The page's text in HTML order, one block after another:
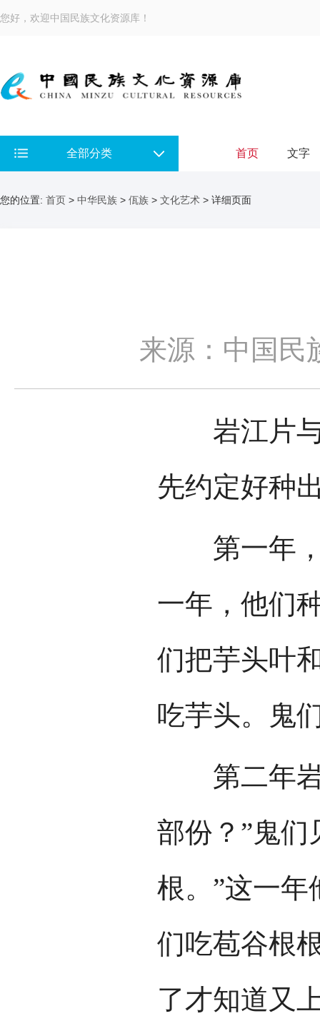
您好，欢迎中国民族文化资源库！
全部分类 首页 文字
您的位置: 首页 > 中华民族 > 佤族 > 文化艺术 > 详细页面
来源：中国民
岩江片与
先约定好种
第一年，
一年，他们
们把芋头叶
吃芋头。鬼
第二年岩
部份？”鬼们
根。”这一
们吃苞谷根
了才知道又